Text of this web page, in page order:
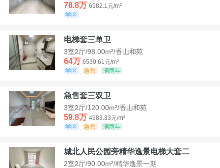
78.8万 6982.1元/m²
学区
电梯套三单卫
3室2厅/98.00m²/香山和苑
64万 6530.61元/m²
学区
急售 满两年
急售套三双卫
3室2厅/120.00m²/香山和苑
59.8万 4983.33元/m²
学区
急售 满两年
城北人民公园旁精华逸景电梯大套二
2室2厅/90.00m²/精华逸景一期